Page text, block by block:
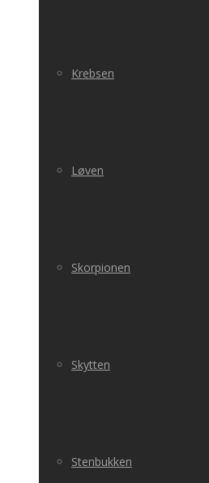
Krebsen
Løven
Skorpionen
Skytten
Stenbukken